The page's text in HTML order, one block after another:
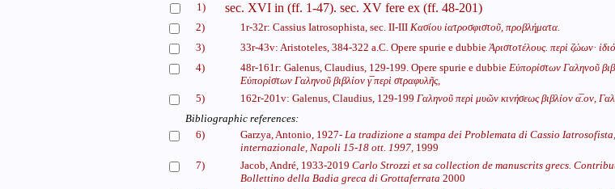
1) sec. XVI in (ff. 1-47). sec. XV fere ex (ff. 48-201)
2) 1r-32r: Cassius Iatrosophista, sec. II-III Κασίου ἰατροσφιστοῦ, προβλήματα.
3)
33r-43v: Aristoteles, 384-322 a.C. Opere spurie e dubbieἈριστοτέλους. περὶ ζώων·
4)
48r-161r: Galenus, Claudius, 129-199. Opere spurie e dubbie Εὐπορίστων Γαληνοῦ
Εὐπορίστων Γαληνοῦ βιβλίον γ̅ περὶ στραφυλῆς,
5)
162r-201v: Galenus, Claudius, 129-199 Γαληνοῦ περὶ μυῶν κινήσεως βιβλίον α̅.ον,
Bibliographic references:
6)
Garzya, Antonio, 1927- La tradizione a stampa dei Problemata di Cassio Iatrosofista,
internazionale, Napoli 15-18 ott. 1997, 1999
7)
Jacob, André, 1933-2019 Carlo Strozzi et sa collection de manuscrits grecs.
Bollettino della Badia greca di Grottaferrata 2000